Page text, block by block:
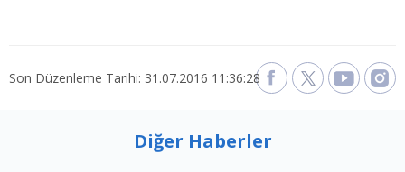
Son Düzenleme Tarihi: 31.07.2016 11:36:28
Diğer Haberler